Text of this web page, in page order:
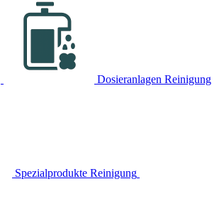
Dosieranlagen Reinigung
Spezialprodukte Reinigung